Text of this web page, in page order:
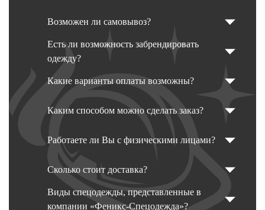
Возможен ли самовывоз?
Есть ли возможность забрендировать
одежду?
Какие варианты оплаты возможны?
Каким способом можно сделать заказ?
Работаете ли Вы с физическими лицами?
Сколько стоит доставка?
Виды спецодежды, представленные в
компании «Феникс-Спецодежда»?